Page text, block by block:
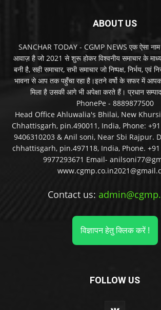
ABOUT US
SANCHAR TODAY - CGMP NEWS एक ऐसा
आवाज़ है जो 2021 से शुरू होकर विश्वनीय समाचार के
बनी है, सही समाचार, सभी समाचार जो निष्पक्ष, निर्भय, एवं
भावना से आप तक पहुँचा रहा है।इतने वर्षो के सफर में
मिला है उसकी आगे भी अपेक्षा करते हैं। प्रधान
PhonePe - 8889877500
Head Office Ahluwalia's Bhilai, New
Chhattisgarh, pin.490011, India, Phone:
9406310203 & Anil soni, Near Sbi Rajpur.
chhattisgarh, pin.497118, India, Phone. +91
9977293671 Email-
Contact us:
विज्ञापन हेतु क्लिक करें !
FOLLOW US